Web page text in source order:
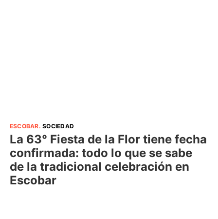
ESCOBAR.SOCIEDAD
La 63° Fiesta de la Flor tiene fecha
confirmada: todo lo que se sabe
de la tradicional celebración en
Escobar